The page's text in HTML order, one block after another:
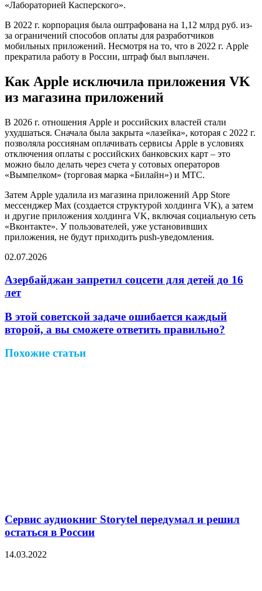
«Лабораторией Касперского».
В 2022 г. корпорация была оштрафована на 1,12 млрд руб. из-
за ограничений способов оплаты для разработчиков
мобильных приложений. Несмотря на то, что в 2022 г. Apple
прекратила работу в России, штраф был выплачен.
Как Apple исключила приложения VK
из магазина приложений
В 2026 г. отношения Apple и российских властей стали
ухудшаться. Сначала была закрыта «лазейка», которая с 2022 г.
позволяла россиянам оплачивать сервисы Apple в условиях
отключения оплаты с российских банковских карт – это
можно было делать через счета у сотовых операторов
«Вымпелком» (торговая марка «Билайн») и МТС.
Затем Apple удалила из магазина приложений App Store
мессенджер Max (создается структурой холдинга VK), а затем
и другие приложения холдинга VK, включая социальную сеть
«Вконтакте». У пользователей, уже установивших
приложения, не будут приходить push-уведомления.
02.07.2026
через
электронную
почту
Азербайджан запретил соцсети для детей до 16
лет
В этой советской задаче ошибается каждый
второй, а вы сможете ответить правильно?
Похожие статьи
Сервис аудиокниг Storytel передумал и решил
остаться в России
14.03.2022